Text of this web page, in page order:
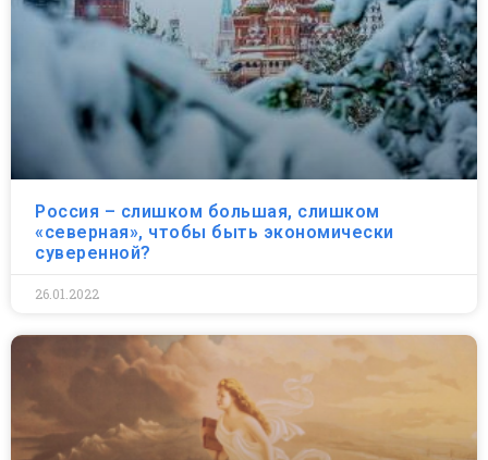
Россия – слишком большая, слишком
«северная», чтобы быть экономически
суверенной?
26.01.2022